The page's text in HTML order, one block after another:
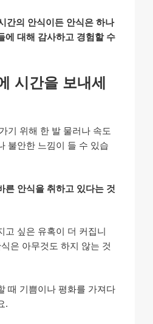
간의 안식이든 안식은 하나
에 대해 감사하고 경험할 수
시간을 보내세
기 위해 한 발 물러나 속도
불안한 느낌이 들 수 있습
른 안식을 취하고 있다는 것
고 싶은 유혹이 더 커집니
은 아무것도 하지 않는 것
때 기쁨이나 평화를 가져다
.